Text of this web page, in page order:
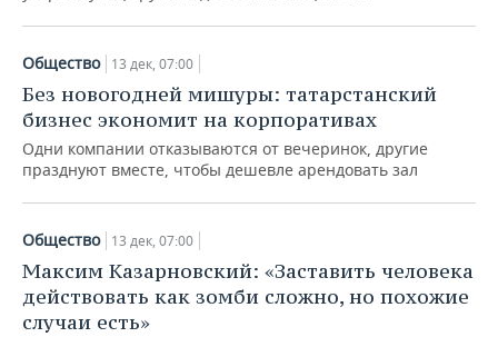
Общество 13 дек, 07:00
Без новогодней мишуры: татарстанский
бизнес экономит на корпоративах
Одни компании отказываются от вечеринок, другие
празднуют вместе, чтобы дешевле арендовать зал
Общество 13 дек, 07:00
Максим Казарновский: «Заставить человека
действовать как зомби сложно, но похожие
случаи есть»